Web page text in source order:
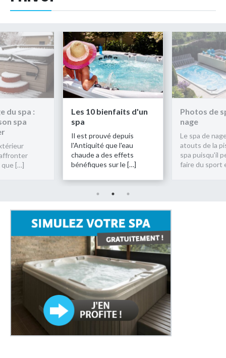
d'un
l'eau
effets
le […]
Photos de spas de
nage
Le spa de nage concilie les
atouts de la piscine et du
spa puisqu'il permet de
faire du sport et de se […]
L'hivernage
préparer
pour l'hiver
Votre spa
s'apprête à
l'hiver. Alors